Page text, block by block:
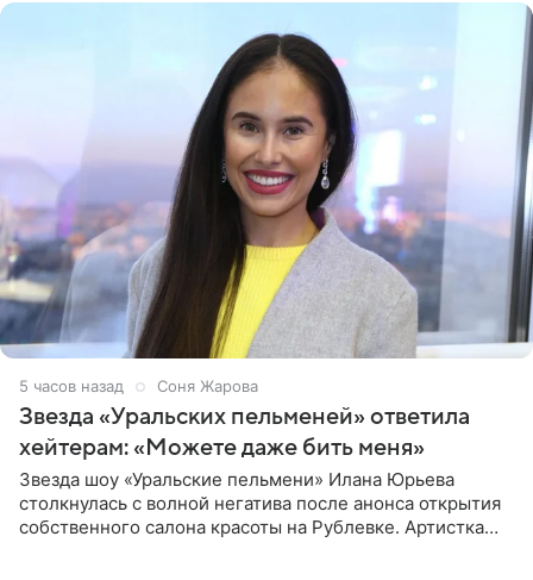
5 часов назад Соня Жарова
Звезда «Уральских пельменей» ответила
хейтерам: «Можете даже бить меня»
Звезда шоу «Уральские пельмени» Илана Юрьева
столкнулась с волной негатива после анонса открытия
собственного салона красоты на Рублевке. Артистка